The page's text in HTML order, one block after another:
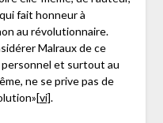
fait honneur à
au révolutionnaire.
Malraux de ce
personnel et surtout au
ne se prive pas de
[vi].